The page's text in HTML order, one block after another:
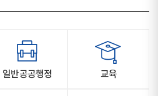
일반공공행정 교육